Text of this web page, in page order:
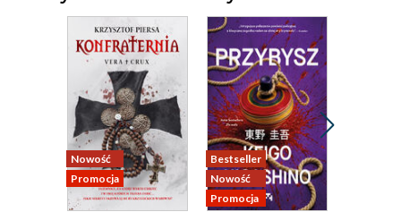
Nowość
Promocja
Bestseller
Nowość
Promocja